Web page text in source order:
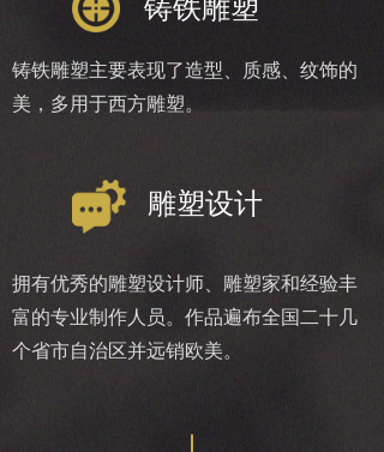
铸铁雕塑
铸铁雕塑主要表现了造型、质感、纹饰的
美，多用于西方雕塑。
雕塑设计
拥有优秀的雕塑设计师、雕塑家和经验丰
富的专业制作人员。作品遍布全国二十几
个省市自治区并远销欧美。